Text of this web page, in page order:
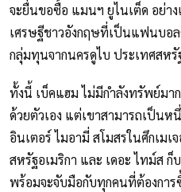
จะยื่นขอซื้อ แมนฯ ยูไนเต็ด อย่า
เศรษฐีชาวอังกฤษที่เป็นแฟนบอ
กลุ่มทุนจากนครดูไบ ประเทศสห
ทั้งนี้ เบ็คแฮม ไม่มีกำลังทรัพย์ม
ด้วยตัวเอง แต่เขาสามารถเป็น
อินเตอร์ ไมอามี่ สโมสรในศึกเมเ
สหรัฐอเมริกา และ เดอะ ไทม์ส ก็
พร้อมจะจับมือกับทุกคนที่ต้องกา